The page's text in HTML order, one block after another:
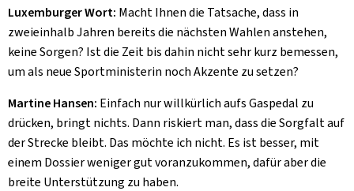
Luxemburger Wort: Macht Ihnen die Tatsache, dass in
zweieinhalb Jahren bereits die nächsten Wahlen anstehen,
keine Sorgen? Ist die Zeit bis dahin nicht sehr kurz bemessen,
um als neue Sportministerin noch Akzente zu setzen?
Martine Hansen: Einfach nur willkürlich aufs Gaspedal zu
drücken, bringt nichts. Dann riskiert man, dass die Sorgfalt auf
der Strecke bleibt. Das möchte ich nicht. Es ist besser, mit
einem Dossier weniger gut voranzukommen, dafür aber die
breite Unterstützung zu haben.